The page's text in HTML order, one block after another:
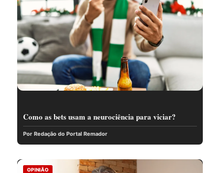
Como as bets usam a neurociência para viciar?
Por Redação do Portal Remador
OPINIÃO